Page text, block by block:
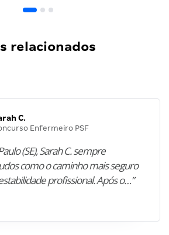
relacionados
C.
Enfermeiro PSF
(SE), Sarah C. sempre
como o caminho mais seguro
profissional. Após o…”